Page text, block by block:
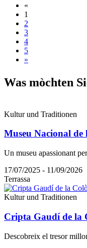
«
1
2
3
4
5
»
Was mòchten
Kultur und Traditionen
Museu Nacional
Un museu apassionant
17/07/2025 - 11/09/2026
Terrassa
Kultur und Traditionen
Cripta Gaudí de la
Descobreix el tresor